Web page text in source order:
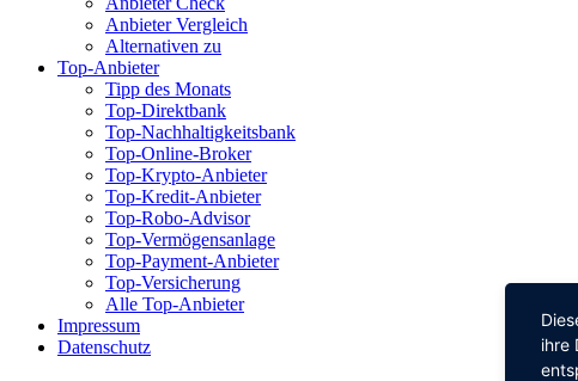
Anbieter Vergleich
Alternativen zu
Top-Anbieter
Tipp des Monats
Top-Direktbank
Top-Nachhaltigkeitsbank
Top-Online-Broker
Top-Krypto-Anbieter
Top-Kredit-Anbieter
Top-Robo-Advisor
Top-Vermögensanlage
Top-Payment-Anbieter
Top-Versicherung
Alle Top-Anbieter
Impressum
Datenschutz
ihre